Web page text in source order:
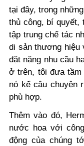
tại đây, trong
thủ công, bí
tập trung chế tác
di sản thương hiệu
đặt nặng nhu cầu
ở trên, tôi đưa
nó kể câu chuyện
phù hợp.
Thêm vào đó,
nước hoa với
động của chúng